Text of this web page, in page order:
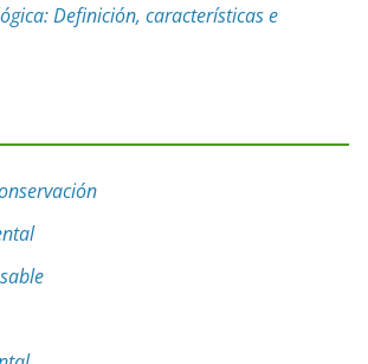
Definición, características e